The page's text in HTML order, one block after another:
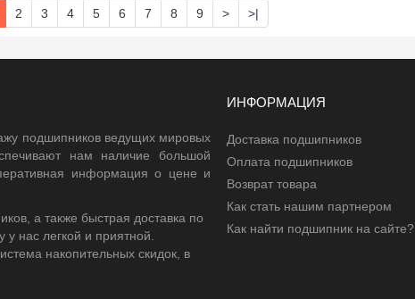
2 3 4 5 6 7 8 9 > >|
подшипников ведущих мировых
нам наличие большой
информация о цене и
а также быстрая доставка по
у нас легкой и приятной.
накопительных скидок, в
ИНФОРМАЦИЯ
Доставка подшипников
Оплата подшипников
Возврат товара
Как стать нашим партнером
Как найти подшипник на сайте?